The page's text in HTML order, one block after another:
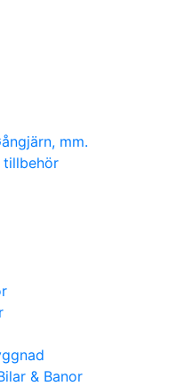
mm.
tillbehör
& Banor